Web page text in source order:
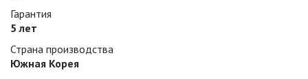
Гарантия
5 лет
Страна производства
Южная Корея